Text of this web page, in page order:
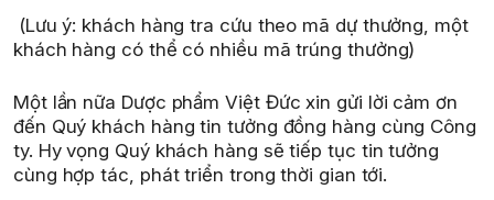
(Lưu ý: khách hàng tra cứu theo mã dự thưởng, một
khách hàng có thể có nhiều mã trúng thưởng)
Một lần nữa Dược phẩm Việt Đức xin gửi lời cảm ơn
đến Quý khách hàng tin tưởng đồng hàng cùng Công
ty. Hy vọng Quý khách hàng sẽ tiếp tục tin tưởng
cùng hợp tác, phát triển trong thời gian tới.